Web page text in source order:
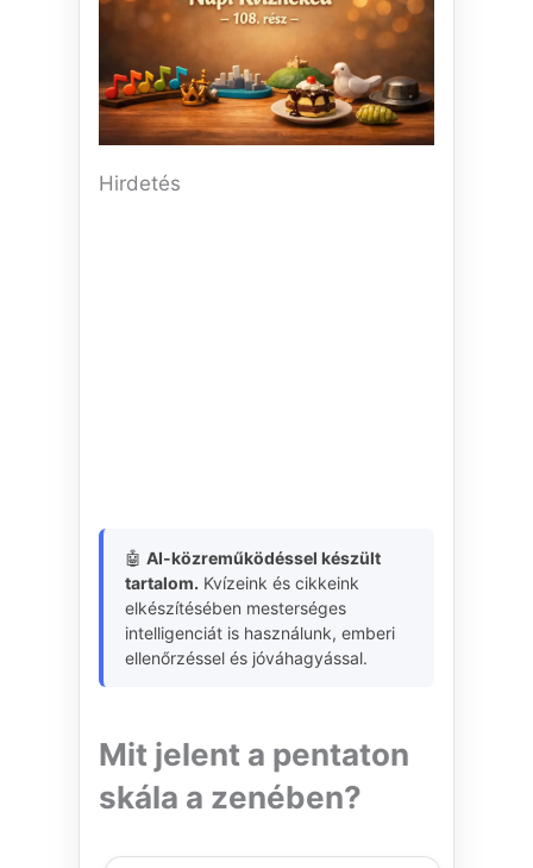
Hirdetés
🤖 AI-közreműködéssel készült
tartalom. Kvízeink és cikkeink
elkészítésében mesterséges
intelligenciát is használunk, emberi
ellenőrzéssel és jóváhagyással.
Mit jelent a pentaton
skála a zenében?